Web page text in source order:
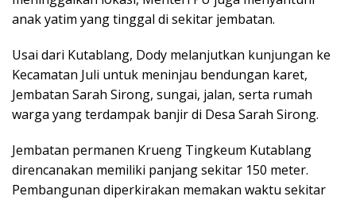
anak yatim yang tinggal di sekitar jembatan.
Usai dari Kutablang, Dody melanjutkan kunjungan ke
Kecamatan Juli untuk meninjau bendungan karet,
Jembatan Sarah Sirong, sungai, jalan, serta rumah
warga yang terdampak banjir di Desa Sarah Sirong.
Jembatan permanen Krueng Tingkeum Kutablang
direncanakan memiliki panjang sekitar 150 meter.
Pembangunan diperkirakan memakan waktu sekitar